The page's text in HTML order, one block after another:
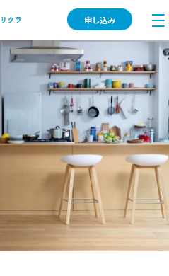
申し込み